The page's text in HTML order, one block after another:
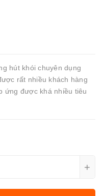
hút khói chuyên dụng
rất nhiều khách hàng
ứng được khá nhiều tiêu
+